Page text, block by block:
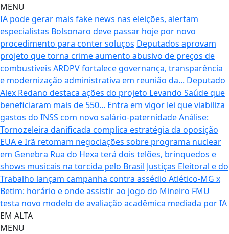
MENU
IA pode gerar mais fake news nas eleições, alertam
especialistas Bolsonaro deve passar hoje por novo
procedimento para conter soluços Deputados aprovam
projeto que torna crime aumento abusivo de preços de
combustíveis ARDPV fortalece governança, transparência
e modernização administrativa em reunião da... Deputado
Alex Redano destaca ações do projeto Levando Saúde que
beneficiaram mais de 550... Entra em vigor lei que viabiliza
gastos do INSS com novo salário-paternidadeAnálise:
Tornozeleira danificada complica estratégia da oposição
EUA e Irã retomam negociações sobre programa nuclear
em Genebra Rua do Hexa terá dois telões, brinquedos e
shows musicais na torcida pelo Brasil Justiças Eleitoral e do
Trabalho lançam campanha contra assédio Atlético-MG x
Betim: horário e onde assistir ao jogo do Mineiro FMU
testa novo modelo de avaliação acadêmica mediada por IA
EM ALTA
MENU